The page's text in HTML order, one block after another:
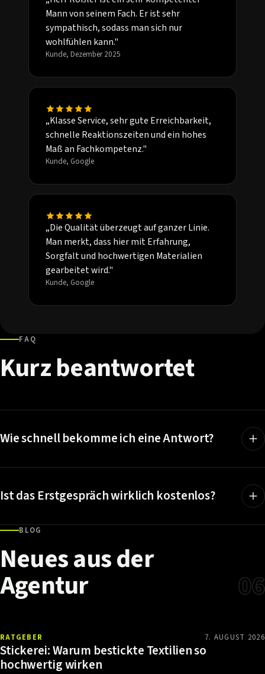
Mann von seinem Fach. Er ist sehr
sympathisch, sodass man sich nur
wohlfühlen kann."
Kunde, Dezember 2025
„Klasse Service, sehr gute Erreichbarkeit,
schnelle Reaktionszeiten und ein hohes
Maß an Fachkompetenz."
Kunde, Google
„Die Qualität überzeugt auf ganzer Linie.
Man merkt, dass hier mit Erfahrung,
Sorgfalt und hochwertigen Materialien
gearbeitet wird."
Kunde, Google
FAQ
Kurzbeantwortet
Wie schnell bekomme ich eine Antwort?
Ist das Erstgespräch wirklich kostenlos?
BLOG
Neuesausder
Agentur 06
RATGEBER 7. AUGUST 2026
Stickerei: Warum bestickte Textilien so
hochwertig wirken